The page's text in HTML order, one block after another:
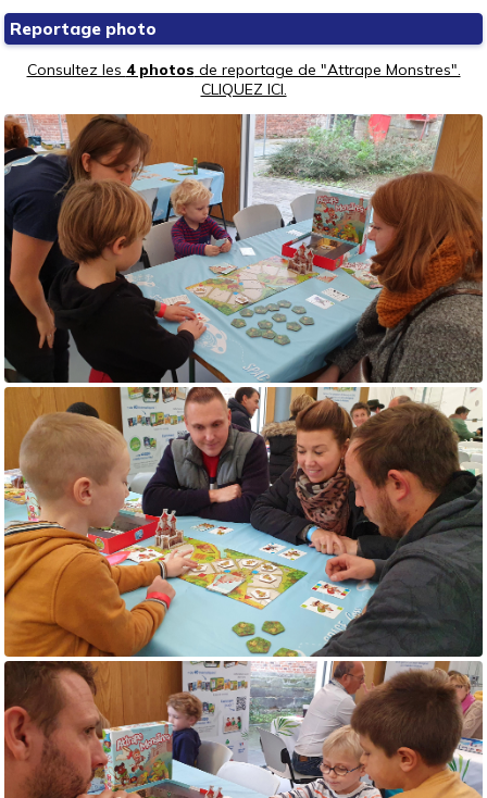
Reportage photo
Consultez les 4 photos de reportage de "Attrape Monstres".
CLIQUEZ ICI.